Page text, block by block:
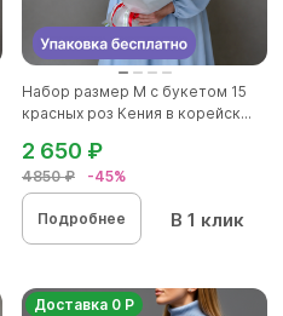
Набор размер M с букетом 15
красных роз Кения в корейск...
4850 ₽ -45%
2 650 ₽
Подробнее В 1 клик
Доставка 0 Р